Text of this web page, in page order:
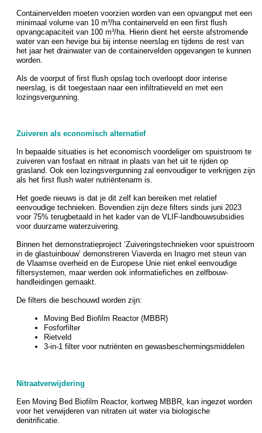
Containervelden moeten voorzien worden van een opvangput met een
minimaal volume van 10 m³/ha containerveld en een first flush
opvangcapaciteit van 100 m³/ha. Hierin dient het eerste afstromende
water van een hevige bui bij intense neerslag en tijdens de rest van
het jaar het drainwater van de containervelden opgevangen te kunnen
worden.
Als de voorput of first flush opslag toch overloopt door intense
neerslag, is dit toegestaan naar een infiltratieveld en met een
lozingsvergunning.
Zuiveren als economisch alternatief
In bepaalde situaties is het economisch voordeliger om spuistroom te
zuiveren van fosfaat en nitraat in plaats van het uit te rijden op
grasland. Ook een lozingsvergunning zal eenvoudiger te verkrijgen zijn
als het first flush water nutriëntenarm is.
Het goede nieuws is dat je dit zelf kan bereiken met relatief
eenvoudige technieken. Bovendien zijn deze filters sinds juni 2023
voor 75% terugbetaald in het kader van de VLIF-landbouwsubsidies
voor duurzame waterzuivering.
Binnen het demonstratieproject ‘Zuiveringstechnieken voor spuistroom
in de glastuinbouw’ demonstreren Viaverda en Inagro met steun van
de Vlaamse overheid en de Europese Unie niet enkel eenvoudige
filtersystemen, maar werden ook informatiefiches en zelfbouw-
handleidingen gemaakt.
De filters die beschouwd worden zijn:
Moving Bed Biofilm Reactor (MBBR)
Fosforfilter
Rietveld
3-in-1 filter voor nutriënten en gewasbeschermingsmiddelen
Nitraatverwijdering
Een Moving Bed Biofilm Reactor, kortweg MBBR, kan ingezet worden
voor het verwijderen van nitraten uit water via biologische
denitrificatie.